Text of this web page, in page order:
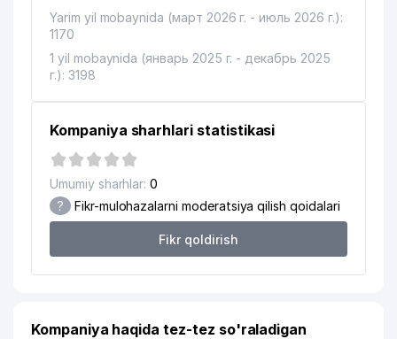
16 GROSS AJ SUG'URTA KOMPANIYASI
17 FASHION CORNER MChJ
18 PASSTRANS MEDIA MChJ 708 м
19 METEOINFOSISTEM BOSHQARMASI
21
IPOTEKA BANK AKTSIYADORLIK
TIJORAT IPOTEKA BANK
YUNUSOBOD FILIALI
739 м
GIDROMETEOROLOGIYA XIZMATI
23 LASHKARBEGI MAHALLA QO'MITASI
Yarim yil mobaynida (март 2026 г. - июль 2026 г.):
1170
1 yil mobaynida (январь 2025 г. - декабрь 2025
г.): 3198
Kompaniya sharhlari statistikasi
Umumiy sharhlar: 0
? Fikr-mulohazalarni moderatsiya qilish qoidalari
Fikr qoldirish
Kompaniya haqida tez-tez so'raladigan